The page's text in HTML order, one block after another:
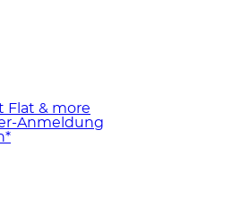
Flat & more
Anmeldung